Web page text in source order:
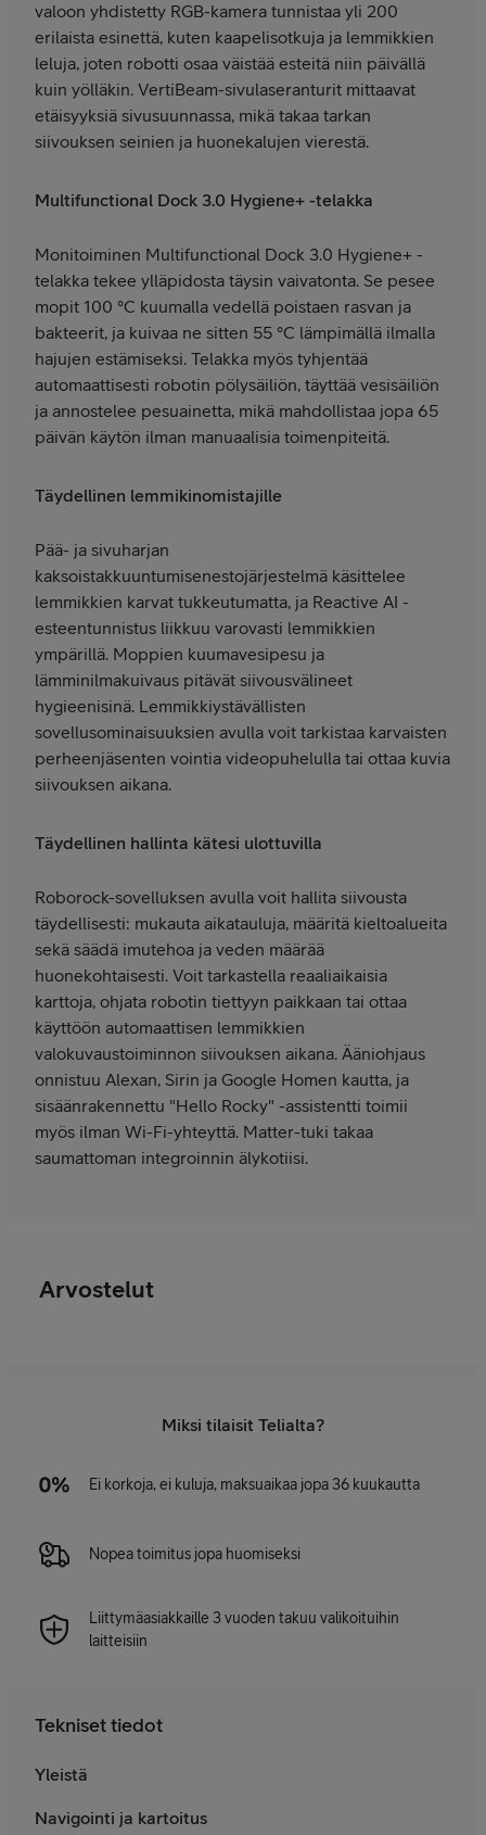
valoon yhdistetty RGB-kamera tunnistaa yli 200
erilaista esinettä, kuten kaapelisotkuja ja lemmikkien
leluja, joten robotti osaa väistää esteitä niin päivällä
kuin yölläkin. VertiBeam-sivulaseranturit mittaavat
etäisyyksiä sivusuunnassa, mikä takaa tarkan
siivouksen seinien ja huonekalujen vierestä.
Multifunctional Dock 3.0 Hygiene+ -telakka
Monitoiminen Multifunctional Dock 3.0 Hygiene+ -
telakka tekee ylläpidosta täysin vaivatonta. Se pesee
mopit 100 °C kuumalla vedellä poistaen rasvan ja
bakteerit, ja kuivaa ne sitten 55 °C lämpimällä ilmalla
hajujen estämiseksi. Telakka myös tyhjentää
automaattisesti robotin pölysäiliön, täyttää vesisäiliön
ja annostelee pesuainetta, mikä mahdollistaa jopa 65
päivän käytön ilman manuaalisia toimenpiteitä.
Täydellinen lemmikinomistajille
Pää- ja sivuharjan
kaksoistakkuuntumisenestojärjestelmä käsittelee
lemmikkien karvat tukkeutumatta, ja Reactive AI -
esteentunnistus liikkuu varovasti lemmikkien
ympärillä. Moppien kuumavesipesu ja
lämminilmakuivaus pitävät siivousvälineet
hygieenisinä. Lemmikkiystävällisten
sovellusominaisuuksien avulla voit tarkistaa karvaisten
perheenjäsenten vointia videopuhelulla tai ottaa kuvia
siivouksen aikana.
Täydellinen hallinta kätesi ulottuvilla
Roborock-sovelluksen avulla voit hallita siivousta
täydellisesti: mukauta aikatauluja, määritä kieltoalueita
sekä säädä imutehoa ja veden määrää
huonekohtaisesti. Voit tarkastella reaaliaikaisia
karttoja, ohjata robotin tiettyyn paikkaan tai ottaa
käyttöön automaattisen lemmikkien
valokuvaustoiminnon siivouksen aikana. Ääniohjaus
onnistuu Alexan, Sirin ja Google Homen kautta, ja
sisäänrakennettu "Hello Rocky" -assistentti toimii
myös ilman Wi-Fi-yhteyttä. Matter-tuki takaa
saumattoman integroinnin älykotiisi.
Arvostelut
Miksi tilaisit Telialta?
Ei korkoja, ei kuluja, maksuaikaa jopa 36 kuukautta
Nopea toimitus jopa huomiseksi
Liittymäasiakkaille 3 vuoden takuu valikoituihin
laitteisiin
Tekniset tiedot
Yleistä
Navigointi ja kartoitus